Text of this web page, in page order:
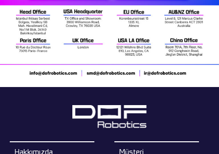
Hakkımızda Müşteri